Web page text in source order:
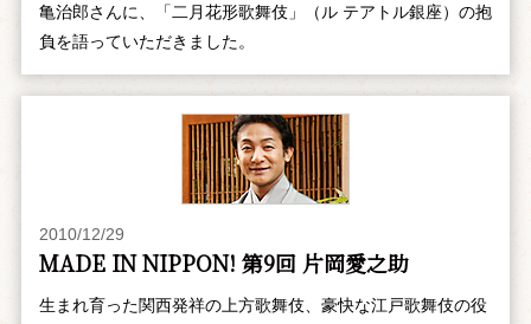
亀治郎さんに、「二月花形歌舞伎」（ル テアトル銀座）の抱
負を語っていただきました。
2010/12/29
MADE IN NIPPON! 第9回 片岡愛之助
生まれ育った関西発祥の上方歌舞伎、豪快な江戸歌舞伎の役